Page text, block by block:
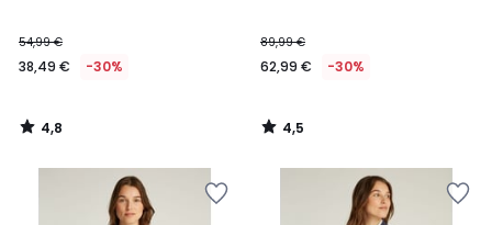
54,99 €
38,49 € -30%
4,8
/
89,99 €
62,99 € -30%
4,5
/